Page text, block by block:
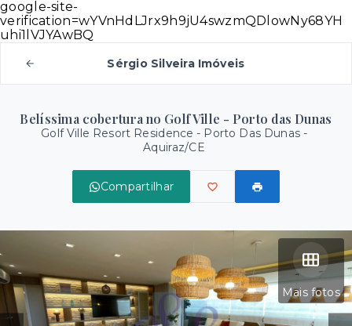
google-site-
verification=wYVnHdLJrx9h9jU4swzmQDlowNy68YH
uhi1lVJYAwBQ
Sérgio Silveira Imóveis
Belíssima cobertura no Golf Ville - Porto das Dunas
Golf Ville Resort Residence - Porto Das Dunas -
Aquiraz/CE
Compartilhar
Mais fotos